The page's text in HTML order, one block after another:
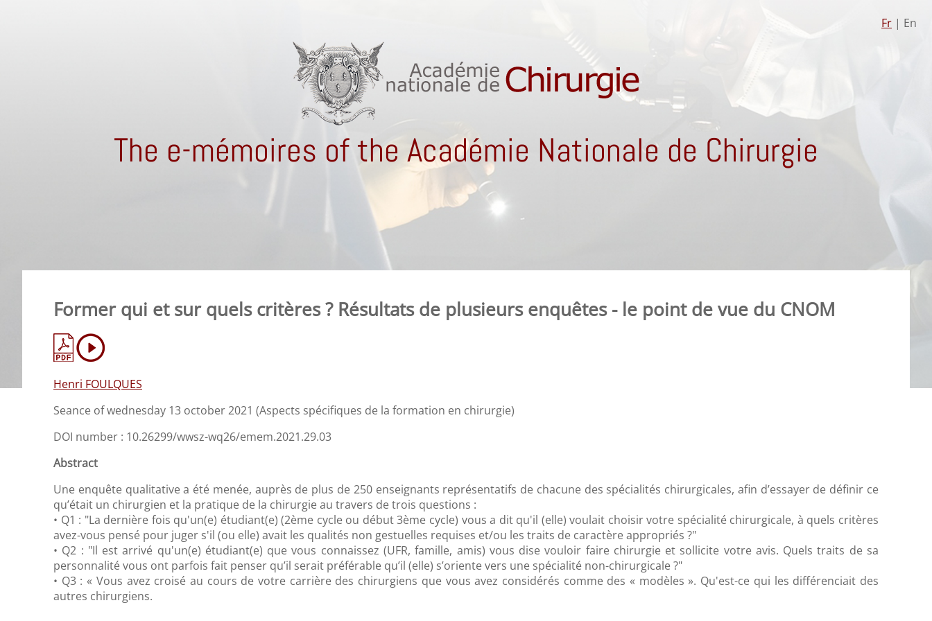
Fr | En
The e-mémoires of the Académie Nationale de Chirurgie
Former qui et sur quels critères ? Résultats de plusieurs enquêtes - le point de vue du CNOM
Henri FOULQUES
Seance of wednesday 13 october 2021 (Aspects spécifiques de la formation en chirurgie)
DOI number : 10.26299/wwsz-wq26/emem.2021.29.03
Abstract
Une enquête qualitative a été menée, auprès de plus de 250 enseignants représentatifs de chacune des spécialités chirurgicales, afin d’essayer de définir ce
qu’était un chirurgien et la pratique de la chirurgie au travers de trois questions :
• Q1 : "La dernière fois qu'un(e) étudiant(e) (2ème cycle ou début 3ème cycle) vous a dit qu'il (elle) voulait choisir votre spécialité chirurgicale, à quels critères
avez-vous pensé pour juger s'il (ou elle) avait les qualités non gestuelles requises et/ou les traits de caractère appropriés ?"
• Q2 : "Il est arrivé qu'un(e) étudiant(e) que vous connaissez (UFR, famille, amis) vous dise vouloir faire chirurgie et sollicite votre avis. Quels traits de sa
personnalité vous ont parfois fait penser qu’il serait préférable qu’il (elle) s’oriente vers une spécialité non-chirurgicale ?"
• Q3 : « Vous avez croisé au cours de votre carrière des chirurgiens que vous avez considérés comme des « modèles ». Qu'est-ce qui les différenciait des
autres chirurgiens.